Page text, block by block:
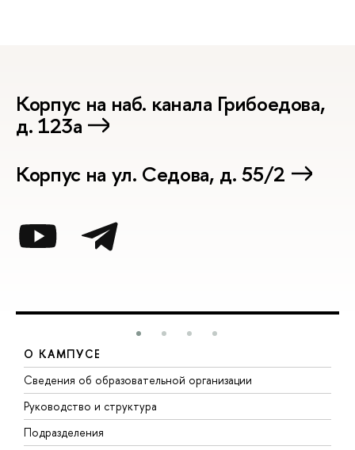
Корпус на наб. канала Грибоедова,
д. 123а
Корпус на ул. Седова, д. 55/2
О КАМПУСЕ
Сведения об образовательной организации
Руководство и структура
Подразделения